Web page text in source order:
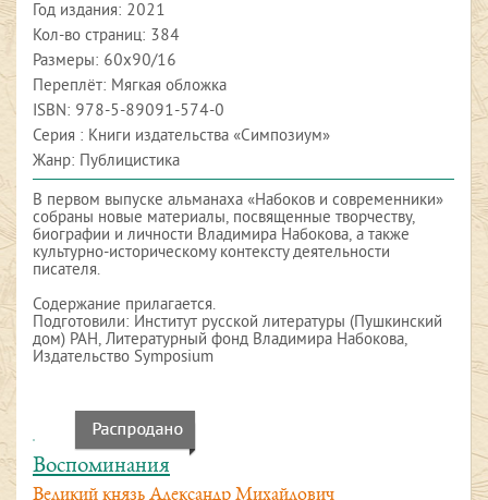
Год издания: 2021
Кол-во страниц: 384
Размеры: 60х90/16
Переплёт: Мягкая обложка
ISBN: 978-5-89091-574-0
Серия : Книги издательства «Симпозиум»
Жанр: Публицистика
В первом выпуске альманаха «Набоков и современники»
собраны новые материалы, посвященные творчеству,
биографии и личности Владимира Набокова, а также
культурно-историческому контексту деятельности
писателя.
Содержание прилагается.
Подготовили: Институт русской литературы (Пушкинский
дом) РАН, Литературный фонд Владимира Набокова,
Издательство Symposium
Воспоминания
Великий князь Александр Михайлович